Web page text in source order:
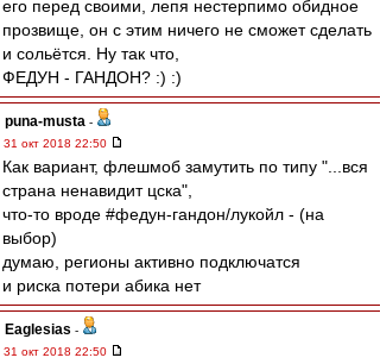
его перед своими, лепя нестерпимо обидное
прозвище, он с этим ничего не сможет сделать
и сольётся. Ну так что,
ФЕДУН - ГАНДОН? :) :)
puna-musta -
31 окт 2018 22:50
Как вариант, флешмоб замутить по типу "...вся
страна ненавидит цска",
что-то вроде #федун-гандон/лукойл - (на
выбор)
думаю, регионы активно подключатся
и риска потери абика нет
Eaglesias -
31 окт 2018 22:50